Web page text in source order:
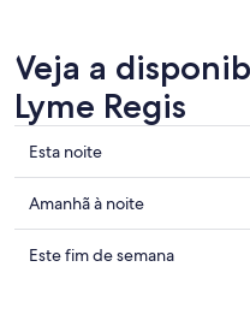
Veja a
Lyme Regis
Confira
os
preços
em
Lyme
Esta noite
Confira
os
preços
Amanhã à noite
Confira
Este fim de semana